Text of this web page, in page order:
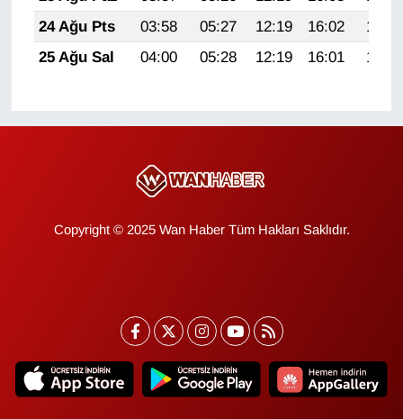
24 Ağu Pts
03:58 05:27 12:19 16:02
19:02
25 Ağu Sal
04:00 05:28 12:19 16:01 19:00
Copyright © 2025 Wan Haber Tüm Hakları Saklıdır.
YEREL